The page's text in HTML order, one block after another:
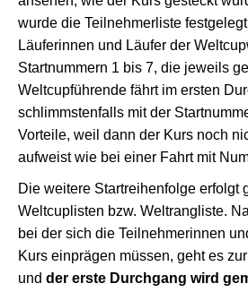
wurde die Teilnehmerliste
Läuferinnen und Läufer der
Startnummern 1 bis 7, die jeweils
Weltcupführende fährt im ersten
schlimmstenfalls mit der
Vorteile, weil dann der Kurs noch
aufweist wie bei einer Fahrt mit
Die weitere Startreihenfolge erfolgt
Weltcuplisten bzw. Weltrangliste.
bei der sich die Teilnehmerinnen
Kurs einprägen müssen, geht es
und der erste Durchgang wird